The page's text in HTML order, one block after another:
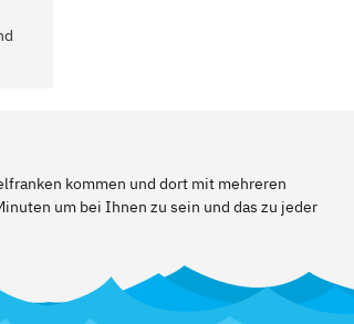
kommen und dort mit mehreren
um bei Ihnen zu sein und das zu jeder